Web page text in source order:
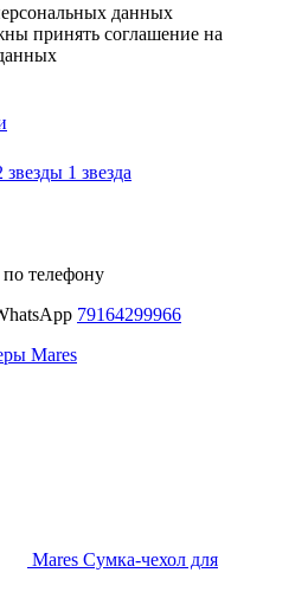
данных
принять соглашение на
звезды 1 звезда
телефону
79164299966
Mares
Mares Сумка-чехол для